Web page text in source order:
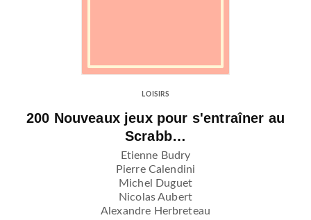
LOISIRS
200 Nouveaux jeux pour s'entraîner au
Scrabb…
Etienne Budry
Pierre Calendini
Michel Duguet
Nicolas Aubert
Alexandre Herbreteau